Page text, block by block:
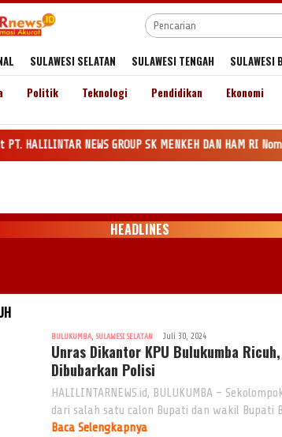
SULAWESI SELATAN SULAWESI TENGAH SULAWESI
Politik Teknologi Pendidikan Ekonomi
NEWS GROUP SK MENKEH DAN HAM RI Nomor
HEADLINES
BULUKUMBA, SULAWESI SELATAN Juli 30, 2024
Unras Dikantor KPU Bulukumba
Dibubarkan Polisi
HALILINTARNEWS.id, BULUKUMBA –
dari salah satu calon Bupati dan wakil Bupati
Baca Selengkapnya